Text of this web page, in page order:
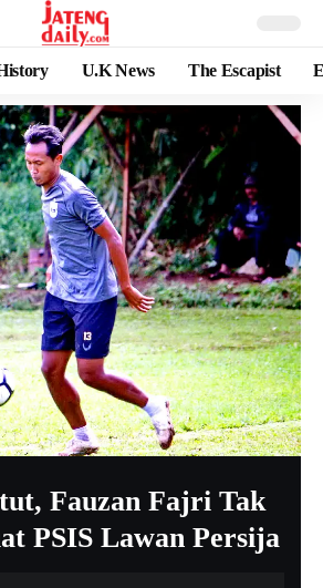
U.K News The Escapist
Fauzan Fajri Tak
PSIS Lawan Persija